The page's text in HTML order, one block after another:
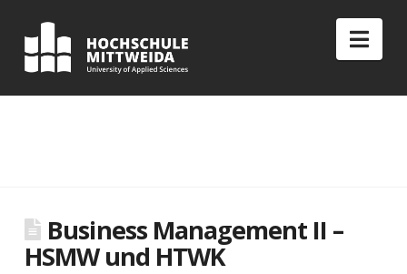
Business Management II –
HSMW und HTWK